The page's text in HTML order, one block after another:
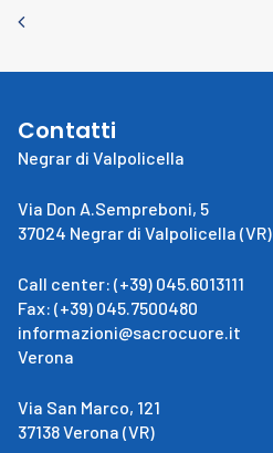
Contatti
Negrar di Valpolicella
Via Don A.Sempreboni, 5
37024 Negrar di Valpolicella (VR)
Call center: (+39) 045.6013111
Fax: (+39) 045.7500480
informazioni@sacrocuore.it
Verona
Via San Marco, 121
37138 Verona (VR)